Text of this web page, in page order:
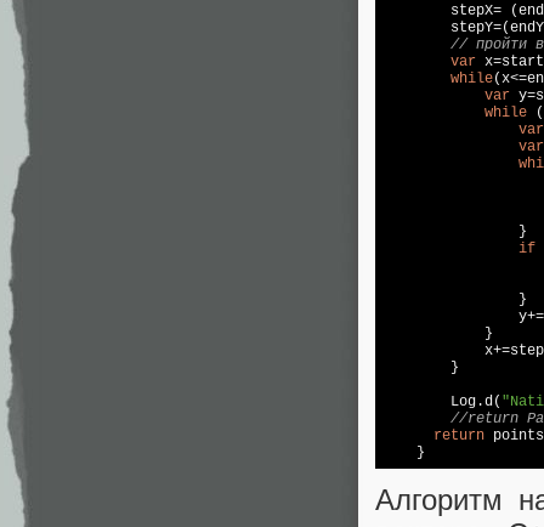
stepX=
// пройти
var
while
var
while
var
var
                }
if
                }
            }
        }
        Log.d(
//return
return points
    }
Алгоритм